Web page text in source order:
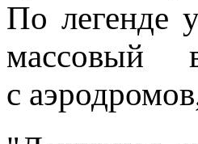
По легенде
массовый
с